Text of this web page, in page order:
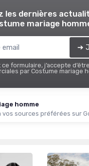
les dernières
mariage
➔
formulaire, j’accepte
par Costume mariage
homme
sources préférées sur